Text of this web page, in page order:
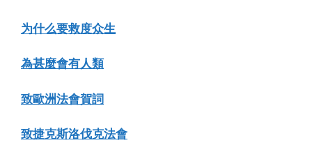
为什么要救度众生
為甚麼會有人類
致歐洲法會賀詞
致捷克斯洛伐克法會